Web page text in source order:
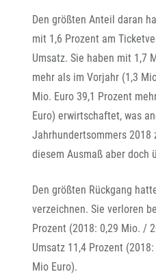
Den größten Anteil daran
mit 1,6 Prozent am
Umsatz. Sie haben mit 1,7
mehr als im Vorjahr (1,3
Mio. Euro 39,1 Prozent
Euro) erwirtschaftet, was
Jahrhundertsommers 2018
diesem Ausmaß aber doch
Den größten Rückgang
verzeichnen. Sie verloren
Prozent (2018: 0,29 Mio. /
Umsatz 11,4 Prozent
Mio Euro).